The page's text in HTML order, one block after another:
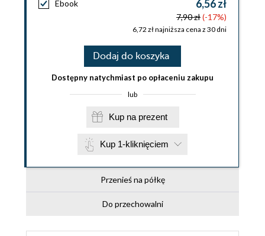
Ebook 6,56 zł
7,90 zł(-17%)
6,72 zł najniższa cena z 30 dni
Dodaj do koszyka
Dostępny natychmiast po opłaceniu zakupu
lub
Kup na prezent
Kup 1-kliknięciem
Przenieś na półkę
Do przechowalni